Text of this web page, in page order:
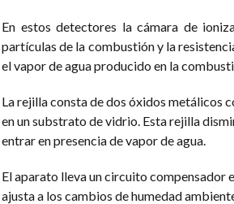
En estos detectores la cámara de
partículas de la combustión y la
el vapor de agua producido en la
La rejilla consta de dos óxidos metálicos
en un substrato de vidrio. Esta rejilla
entrar en presencia de vapor de agua.
El aparato lleva un circuito compensador
ajusta a los cambios de humedad